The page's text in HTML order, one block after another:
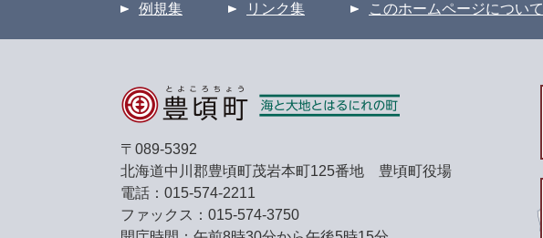
例規集 リンク集 このホームページについて
〒089-5392
北海道中川郡豊頃町茂岩本町125番地 豊頃町役場
電話：015-574-2211
ファックス：015-574-3750